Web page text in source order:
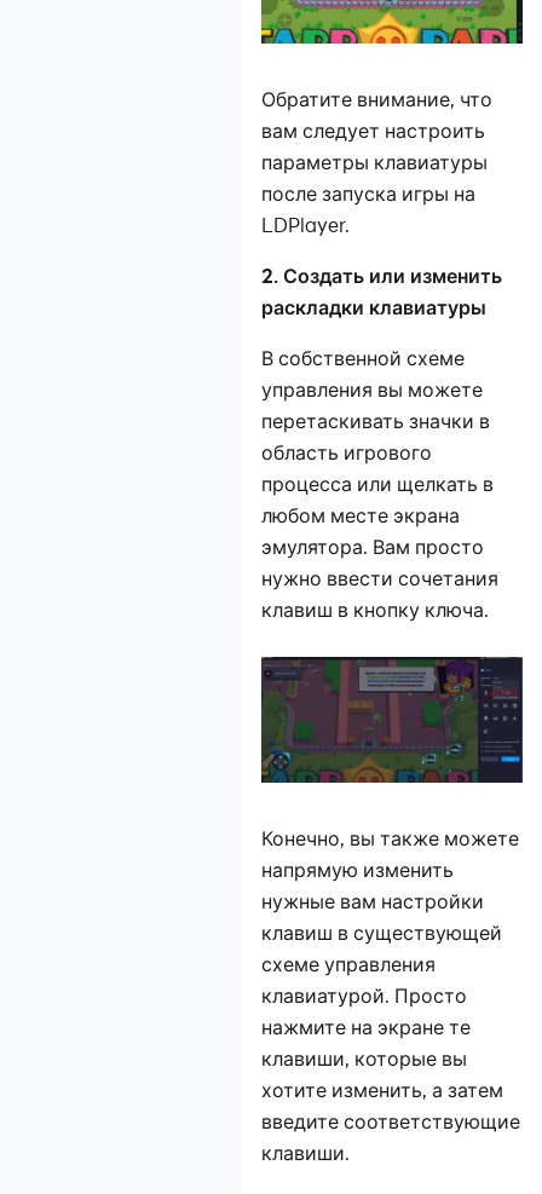
Обратите внимание, что
вам следует настроить
параметры клавиатуры
после запуска игры на
LDPlayer.
2. Создать или изменить
раскладки клавиатуры
В собственной схеме
управления вы можете
перетаскивать значки в
область игрового
процесса или щелкать в
любом месте экрана
эмулятора. Вам просто
нужно ввести сочетания
клавиш в кнопку ключа.
Конечно, вы также можете
напрямую изменить
нужные вам настройки
клавиш в существующей
схеме управления
клавиатурой. Просто
нажмите на экране те
клавиши, которые вы
хотите изменить, а затем
введите соответствующие
клавиши.